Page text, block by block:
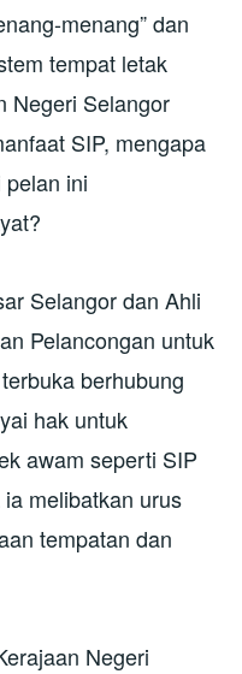
menang” dan
tempat letak
Negeri Selangor
SIP, mengapa
ini
Selangor dan Ahli
Pelancongan untuk
berhubung
hak untuk
awam seperti SIP
melibatkan urus
tempatan dan
Negeri